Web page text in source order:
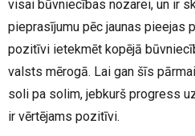
visai būvniecības nozarei, un ir
pieprasījumu pēc jaunas pieejas
pozitīvi ietekmēt kopējā
valsts mērogā. Lai gan šīs
soli pa solim, jebkurš progress
ir vērtējams pozitīvi.